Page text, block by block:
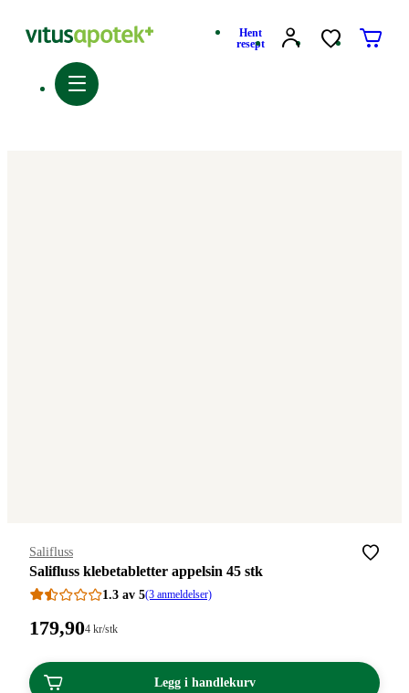
Hent
resept
Merke:
Salifluss
Salifluss klebetabletter appelsin 45 stk
1.3 av 5(3 anmeldelser)
Pris:
kroner.
179,90Stykkpris:
kroner.
4 kr/stk
Legg i handlekurv